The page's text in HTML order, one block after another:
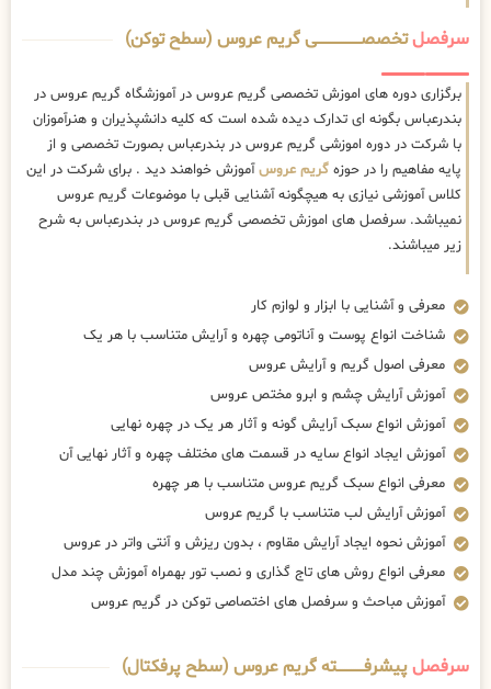
سرفصلتخصصــــــــــــــــــــی گریم عروس (سطح توکن)
برگزاری دوره های اموزش تخصصی گریم عروس در آموزشگاه گریم عروس در
بندرعباس بگونه ای تدارک دیده شده است که کلیه دانشپذیران و هنرآموزان
با شرکت در دوره اموزشی گریم عروس در بندرعباس بصورت تخصصی و از
پایه مفاهیم را در حوزه گریم عروسآموزش خواهند دید . برای شرکت در این
کلاس آموزشی نیازی به هیچگونه آشنایی قبلی با موضوعات گریم عروس
نمیباشد. سرفصل های اموزش تخصصی گریم عروس در بندرعباس به شرح
زیر میباشند.
معرفی و آشنایی با ابزار و لوازم کار
شناخت انواع پوست و آناتومی چهره و آرایش متناسب با هر یک
معرفی اصول گریم و آرایش عروس
آموزش آرایش چشم و ابرو مختص عروس
آموزش انواع سبک آرایش گونه و آثار هر یک در چهره نهایی
آموزش ایجاد انواع سایه در قسمت های مختلف چهره و آثار نهایی آن
معرفی انواع سبک گریم عروس متناسب با هر چهره
آموزش آرایش لب متناسب با گریم عروس
آموزش نحوه ایجاد آرایش مقاوم ، بدون ریزش و آنتی واتر در عروس
معرفی انواع روش های تاج گذاری و نصب تور بهمراه آموزش چند مدل
آموزش مباحث و سرفصل های اختصاصی توکن در گریم عروس
سرفصلپیشرفــــــــــــته گریم عروس (سطح پرفکتال)